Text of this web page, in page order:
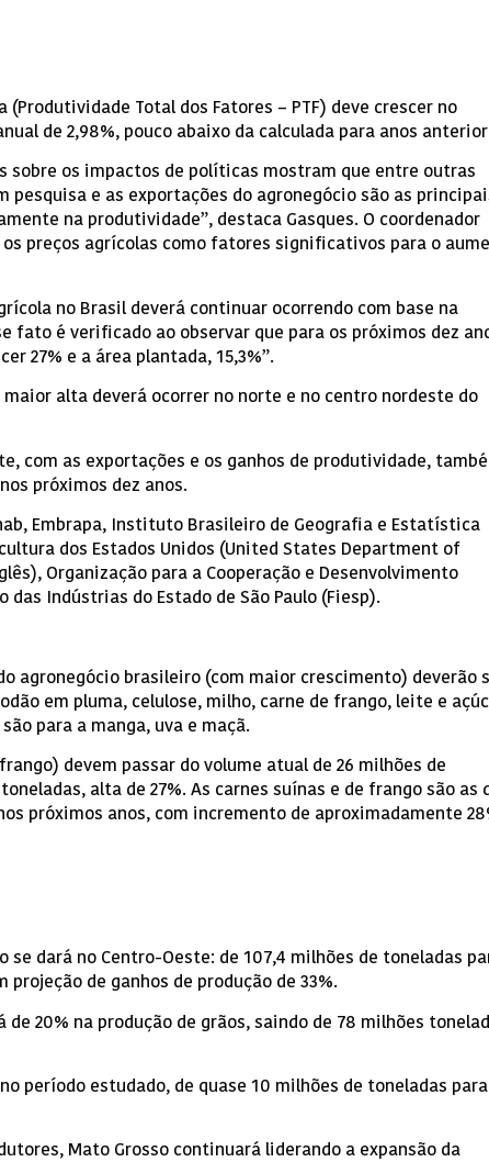
Total dos Fatores – PTF) deve crescer no
de 2,98%, pouco abaixo da calculada para anos
sobre os impactos de políticas mostram que entre outras
pesquisa e as exportações do agronegócio são as
na produtividade”, destaca Gasques. O coordenador
preços agrícolas como fatores significativos para o
no Brasil deverá continuar ocorrendo com base na
fato é verificado ao observar que para os próximos dez
27% e a área plantada, 15,3%”.
maior alta deverá ocorrer no norte e no centro nordeste do
com as exportações e os ganhos de produtividade,
próximos dez anos.
Embrapa, Instituto Brasileiro de Geografia e Estatística
dos Estados Unidos (United States Department of
Organização para a Cooperação e Desenvolvimento
das Indústrias do Estado de São Paulo (Fiesp).
agronegócio brasileiro (com maior crescimento) deverão
em pluma, celulose, milho, carne de frango, leite e
para a manga, uva e maçã.
devem passar do volume atual de 26 milhões de
alta de 27%. As carnes suínas e de frango são as
próximos anos, com incremento de aproximadamente
se dará no Centro-Oeste: de 107,4 milhões de toneladas
projeção de ganhos de produção de 33%.
de 20% na produção de grãos, saindo de 78 milhões
período estudado, de quase 10 milhões de toneladas para
Mato Grosso continuará liderando a expansão da